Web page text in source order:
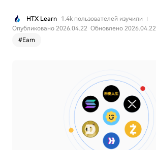
HTX Learn
1.4k пользователей изучили
Опубликовано 2026.04.22 Обновлено 2026.04.22
#Earn